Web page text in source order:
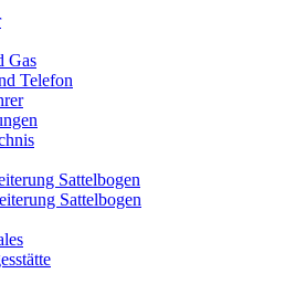
Gas
Telefon
Sattelbogen
Sattelbogen